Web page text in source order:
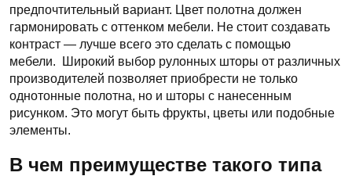
предпочтительный вариант. Цвет полотна должен
гармонировать с оттенком мебели. Не стоит создавать
контраст — лучше всего это сделать с помощью
мебели. Широкий выбор рулонных шторы от различных
производителей позволяет приобрести не только
однотонные полотна, но и шторы с нанесенным
рисунком. Это могут быть фрукты, цветы или подобные
элементы.
В чем преимуществе такого типа